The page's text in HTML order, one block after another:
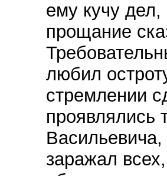
ему кучу дел,
прощание
любил
стремлении
проявлялись
Васильевича,
заражал